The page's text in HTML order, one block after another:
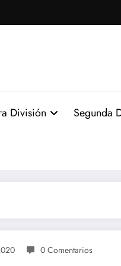
División Segunda
0 Comentarios